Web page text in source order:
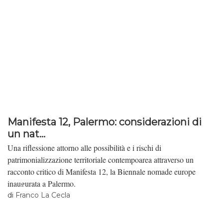
Manifesta 12, Palermo: considerazioni di
un nat...
Una riflessione attorno alle possibilità e i rischi di
patrimonializzazione territoriale contempoarea attraverso un
racconto critico di Manifesta 12, la Biennale nomade europe
inaugurata a Palermo.
di Franco La Cecla